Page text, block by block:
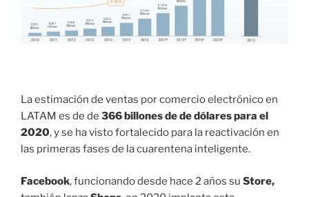
La estimación de ventas por comercio electrónico en
LATAM es de de 366 billones de de dólares para el
2020, y se ha visto fortalecido para la reactivación en
las primeras fases de la cuarentena inteligente.
Facebook, funcionando desde hace 2 años su Store,